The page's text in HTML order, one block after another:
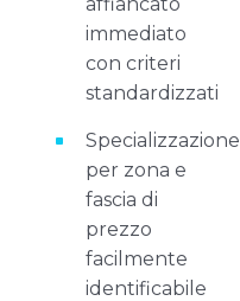
immediato
con criteri
standardizzati
Specializzazione
per zona e
fascia di
prezzo
facilmente
identificabile